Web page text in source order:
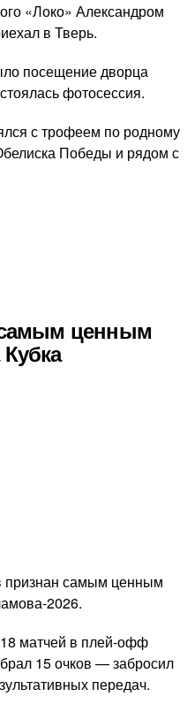
«Локо» Александром
в Тверь.
посещение дворца
фотосессия.
с трофеем по родному
Победы и рядом с
ценным
признан самым ценным
2026.
матчей в плей-офф
15 очков — забросил
передач.